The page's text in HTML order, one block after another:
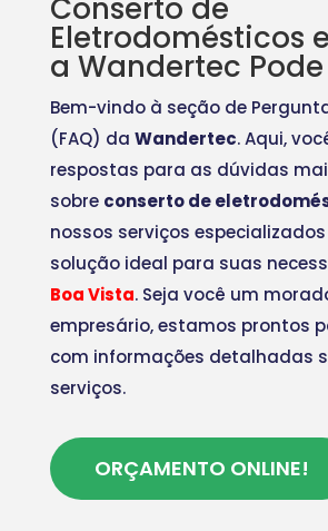
Conserto de
Eletrodomésticos
a Wandertec
Bem-vindo à seção de
(FAQ) da Wandertec. Aqui,
respostas para as dúvidas
sobre conserto de
nossos serviços
solução ideal para suas
Boa Vista. Seja você um
empresário, estamos prontos
com informações detalhadas
serviços.
ORÇAMENTO ONLINE!